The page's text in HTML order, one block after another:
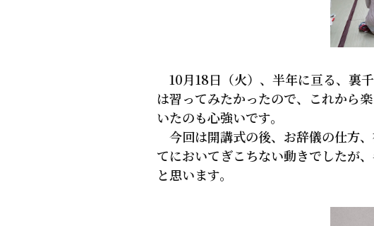
10月18日（火）、半年に亘る、裏
は習ってみたかったので、これから
いたのも心強いです。
今回は開講式の後、お辞儀の仕方
てにおいてぎこちない動きでしたが
と思います。